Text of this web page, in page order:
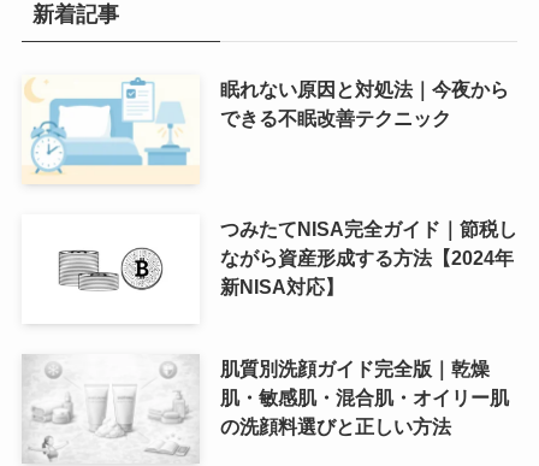
新着記事
眠れない原因と対処法｜今夜から
できる不眠改善テクニック
つみたてNISA完全ガイド｜節税し
ながら資産形成する方法【2024年
新NISA対応】
肌質別洗顔ガイド完全版｜乾燥
肌・敏感肌・混合肌・オイリー肌
の洗顔料選びと正しい方法